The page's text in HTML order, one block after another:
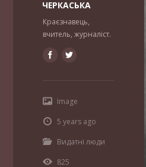
ЧЕРКАСЬКА
Краєзнавець,
вчитель, журналіст.
Image
5 years ago
Видатні люди
825